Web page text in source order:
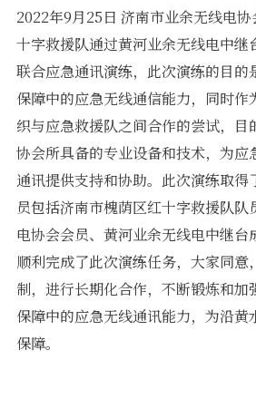
黄河新闻
行业新闻
图文教程
视频资料
HAM技巧
软件
车载类别
摩托车
编号申请
黄河直播
编号查询
2022年9月25日 济南市业余无线电
十字救援队通过黄河业余无线电中继
联合应急通讯演练，此次演练的目的
保障中的应急无线通信能力，同时作
织与应急救援队之间合作的尝试，目
协会所具备的专业设备和技术，为应
通讯提供支持和协助。此次演练取得
员包括济南市槐荫区红十字救援队
电协会会员、黄河业余无线电中继台
顺利完成了此次演练任务，大家同意
制，进行长期化合作，不断锻炼和加
保障中的应急无线通讯能力，为沿黄
保障。